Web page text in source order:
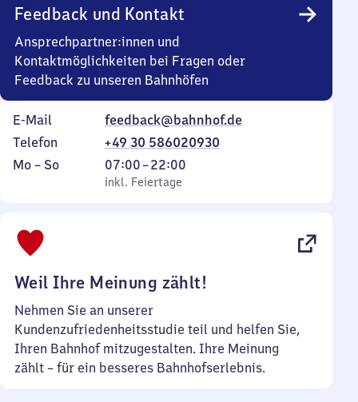
Feedback und Kontakt
Ansprechpartner:innen und
Kontaktmöglichkeiten bei Fragen oder
Feedback zu unseren Bahnhöfen
E-Mail
feedback@bahnhof.de
Telefon
+49 30 586020930
Montag
Mo – So,
inkl. Feiertage
07:00–22:00
Von
7
inkl. Feiertage
Weil Ihre Meinung zählt!
Nehmen Sie an unserer
Kundenzufriedenheitsstudie teil und helfen Sie,
Ihren Bahnhof mitzugestalten. Ihre Meinung
zählt – für ein besseres Bahnhofserlebnis.